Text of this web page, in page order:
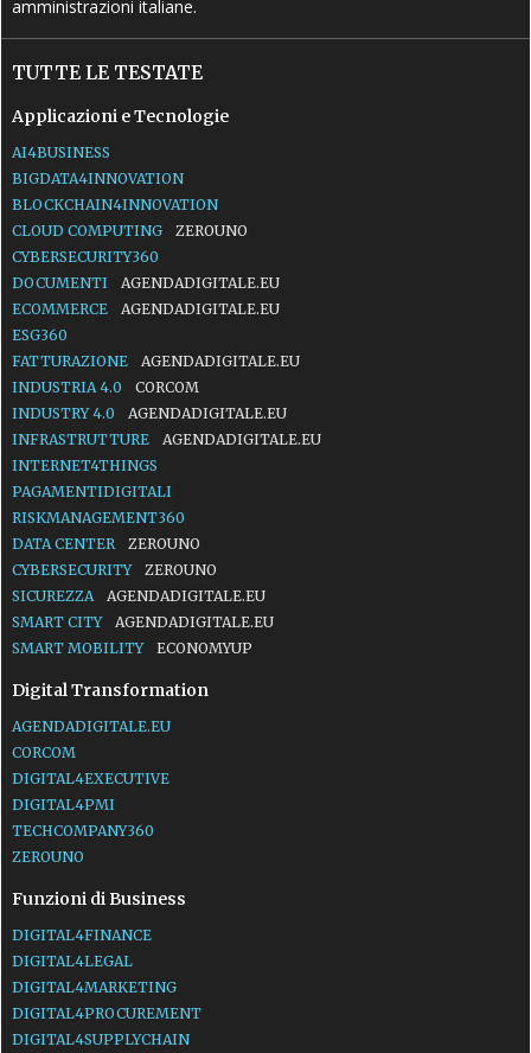
amministrazioni italiane.
TUTTE LE TESTATE
Applicazioni e Tecnologie
AI4BUSINESS
BIGDATA4INNOVATION
BLOCKCHAIN4INNOVATION
CLOUD COMPUTING
ZEROUNO
CYBERSECURITY360
DOCUMENTI
AGENDADIGITALE.EU
ECOMMERCE
AGENDADIGITALE.EU
ESG360
FATTURAZIONE
AGENDADIGITALE.EU
INDUSTRIA 4.0
CORCOM
INDUSTRY 4.0
AGENDADIGITALE.EU
INFRASTRUTTURE
AGENDADIGITALE.EU
INTERNET4THINGS
PAGAMENTIDIGITALI
RISKMANAGEMENT360
DATA CENTER
ZEROUNO
CYBERSECURITY
ZEROUNO
SICUREZZA
AGENDADIGITALE.EU
SMART CITY
AGENDADIGITALE.EU
SMART MOBILITY
ECONOMYUP
Digital Transformation
AGENDADIGITALE.EU
CORCOM
DIGITAL4EXECUTIVE
DIGITAL4PMI
TECHCOMPANY360
ZEROUNO
Funzioni di Business
DIGITAL4FINANCE
DIGITAL4LEGAL
DIGITAL4MARKETING
DIGITAL4PROCUREMENT
DIGITAL4SUPPLYCHAIN